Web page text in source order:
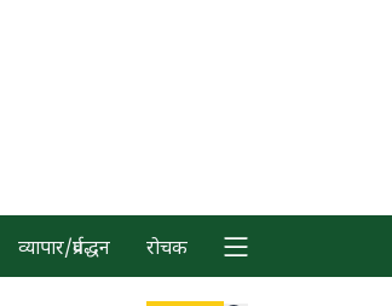
व्यापार/प्रर्वद्धन रोचक